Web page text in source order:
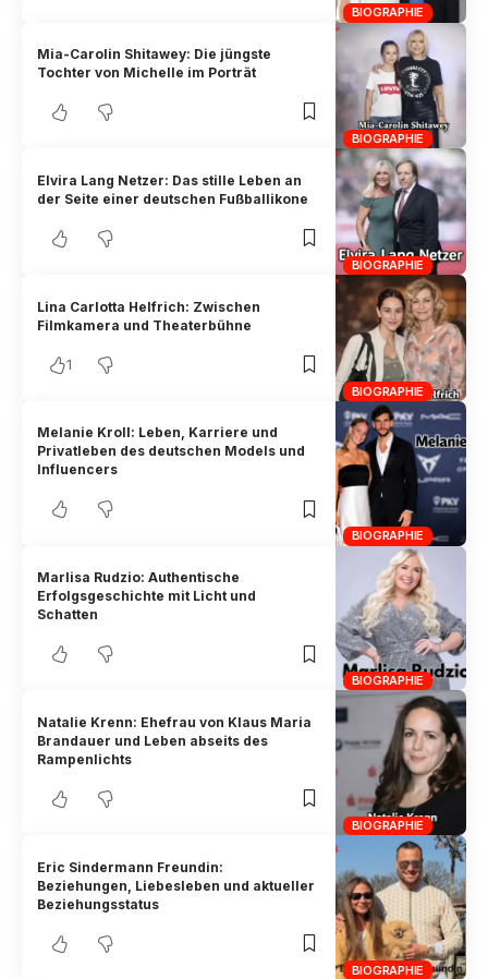
BIOGRAPHIE
BIOGRAPHIE
Mia-Carolin Shitawey: Die jüngste
Tochter von Michelle im Porträt
BIOGRAPHIE
Elvira Lang Netzer: Das stille Leben an
der Seite einer deutschen Fußballikone
BIOGRAPHIE
Lina Carlotta Helfrich: Zwischen
Filmkamera und Theaterbühne
1
BIOGRAPHIE
Melanie Kroll: Leben, Karriere und
Privatleben des deutschen Models und
Influencers
BIOGRAPHIE
Marlisa Rudzio: Authentische
Erfolgsgeschichte mit Licht und
Schatten
BIOGRAPHIE
Natalie Krenn: Ehefrau von Klaus Maria
Brandauer und Leben abseits des
Rampenlichts
BIOGRAPHIE
Eric Sindermann Freundin:
Beziehungen, Liebesleben und aktueller
Beziehungsstatus